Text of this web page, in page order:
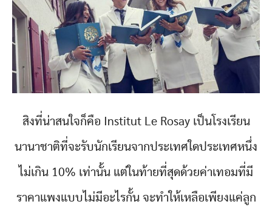
สิงที่น่าสนใจก็คือ Institut Le Rosay เป็นโรงเรียน
นานาชาติที่จะรับนักเรียนจากประเทศใดประเทศหนึ่ง
ไม่เกิน 10% เท่านั้น แต่ในท้ายที่สุดด้วยค่าเทอมที่มี
ราคาแพงแบบไม่มีอะไรกั้น จะทำให้เหลือเพียงแค่ลูก